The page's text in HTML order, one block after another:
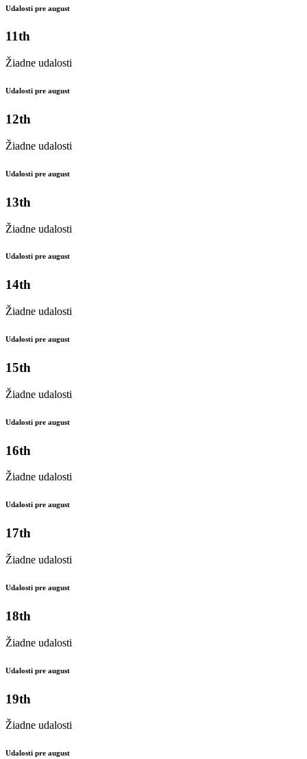
Udalosti pre august
11th
Žiadne udalosti
Udalosti pre august
12th
Žiadne udalosti
Udalosti pre august
13th
Žiadne udalosti
Udalosti pre august
14th
Žiadne udalosti
Udalosti pre august
15th
Žiadne udalosti
Udalosti pre august
16th
Žiadne udalosti
Udalosti pre august
17th
Žiadne udalosti
Udalosti pre august
18th
Žiadne udalosti
Udalosti pre august
19th
Žiadne udalosti
Udalosti pre august